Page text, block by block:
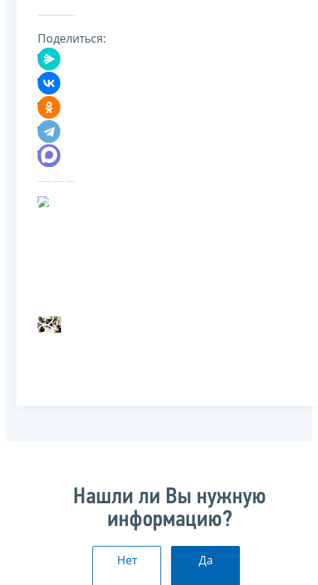
Поделиться:
Нашли ли Вы нужную
информацию?
Нет Да